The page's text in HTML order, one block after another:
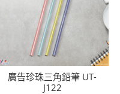
廣告珍珠三角鉛筆 UT-
J122